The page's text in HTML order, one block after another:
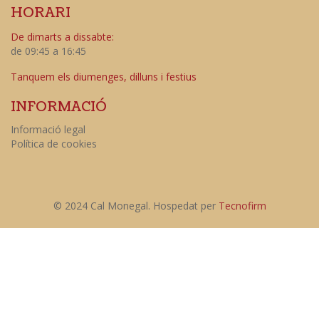
HORARI
De dimarts a dissabte:
de 09:45 a 16:45
Tanquem els diumenges, dilluns i festius
INFORMACIÓ
Informació legal
Política de cookies
© 2024 Cal Monegal. Hospedat per Tecnofirm